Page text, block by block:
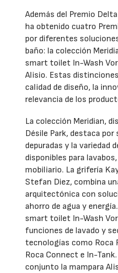
Además del Premio
ha obtenido cuatro
por diferentes
baño: la colección
smart toilet In-Wash
Alisio. Estas
calidad de diseño, la
relevancia de los
La colección Meridian,
Désile Park, destaca por
depuradas y la variedad
disponibles para
mobiliario. La grifería
Stefan Diez, combina
arquitectónica con
ahorro de agua y
smart toilet In-Wash
funciones de lavado y
tecnologías como Roca
Roca Connect e In-
conjunto la mampara